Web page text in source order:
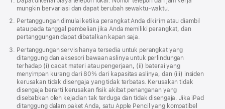
telepon Dukungan Apple Anda.
mungkin bervariasi dan dapat berubah sewaktu‑waktu.
Pertanggungan dimulai ketika perangkat Anda dikirim atau diambil
atau pada tanggal pembelian jika Anda memiliki perangkat, dan
pertanggungan dapat dibatalkan kapan saja.
Pertanggungan servis hanya tersedia untuk perangkat yang
ditanggung dan aksesori bawaan aslinya untuk perlindungan
terhadap (i) cacat materi atau pengerjaan, (ii) baterai yang
menyimpan kurang dari 80% dari kapasitas aslinya, dan (iii) insiden
kerusakan tidak disengaja yang tidak terbatas. Kerusakan tidak
disengaja berarti kerusakan fisik akibat penanganan yang
disebabkan oleh kejadian tak terduga dan tidak disengaja. Jika iPad
ditanggung dalam paket Anda, satu Apple Pencil yang kompatibel